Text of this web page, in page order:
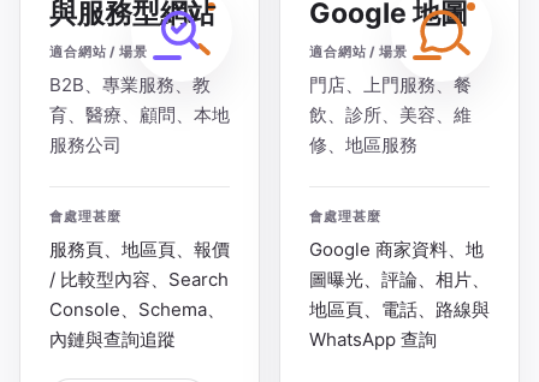
與服務型網站
適合網站 / 場景
B2B、專業服務、教
育、醫療、顧問、本地
服務公司
會處理甚麼
服務頁、地區頁、報價
/ 比較型內容、Search
Console、Schema、
內鏈與查詢追蹤
Google 地圖
適合網站 / 場景
門店、上門服務、餐
飲、診所、美容、維
修、地區服務
會處理甚麼
Google 商家資料、地
圖曝光、評論、相片、
地區頁、電話、路線與
WhatsApp 查詢